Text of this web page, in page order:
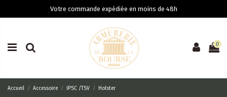
Votre commande expédiée en moins de 48h
0
Accueil Accessoire IPSC /TSV Holster